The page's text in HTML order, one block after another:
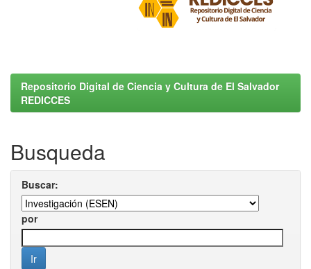
Repositorio Digital de Ciencia y Cultura de El Salvador
REDICCES
Busqueda
Buscar:
por